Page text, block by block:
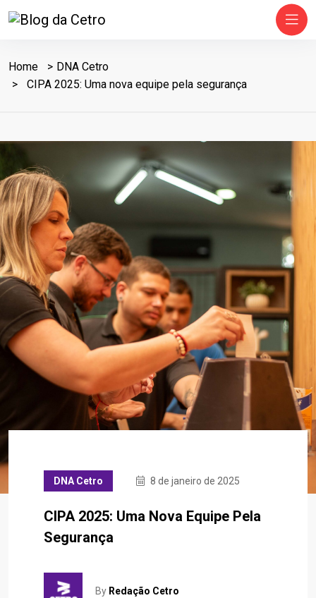
Home
DNA Cetro
CIPA 2025: Uma nova equipe pela segurança
DNA Cetro 8 de janeiro de 2025
CIPA 2025: Uma Nova Equipe Pela
Segurança
By Redação Cetro